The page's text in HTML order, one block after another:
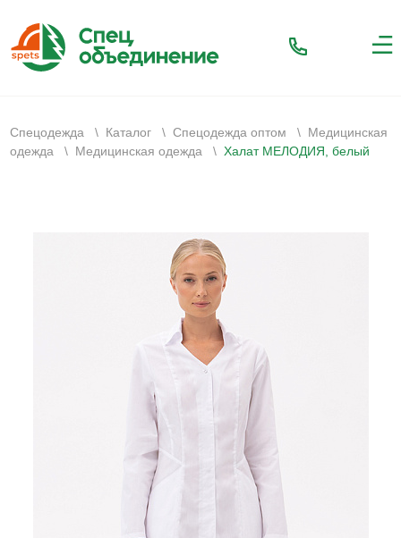
Спецодежда \ Каталог \ Спецодежда оптом \ Медицинская
одежда
\ Медицинская одежда \ Халат МЕЛОДИЯ, белый